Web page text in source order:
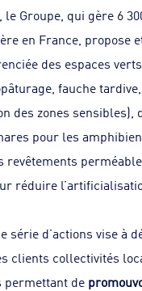
le Groupe, qui gère 6
en France, propose
des espaces
fauche
des zones sensibles),
pour les
revêtements
réduire
série d’actions vise à
clients collectivités
permettant de